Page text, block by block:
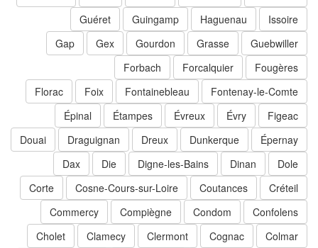
Issoire
Haguenau
Guingamp
Guéret
Guebwiller
Grasse
Gourdon
Gap
Fougères
Forcalquier
Forbach
Fontenay-le-Comte
Fontainebleau
Foix
Florac
Figeac
Évry
Évreux
Étampes
Épinal
Épernay
Dunkerque
Dreux
Draguignan
Douai
Dole
Dinan
Digne-les-Bains
Créteil
Coutances
Cosne-Cours-sur-Loire
Corte
Confolens
Condom
Compiègne
Commercy
Colmar
Cognac
Clermont
Clamecy
Cholet